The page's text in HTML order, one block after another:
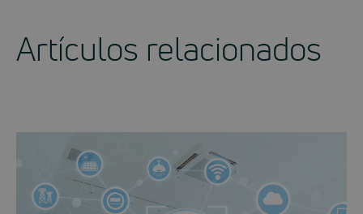
Artículos relacionados